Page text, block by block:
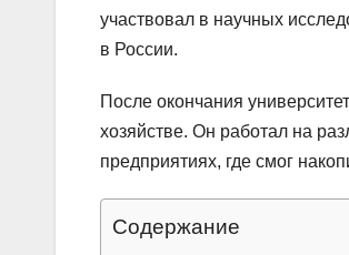
участвовал в научных
в России.
После окончания
хозяйстве. Он работал на
предприятиях, где смог
Содержание